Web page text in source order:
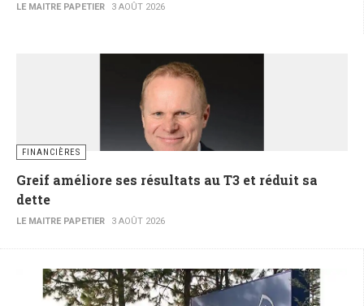
LE MAITRE PAPETIER 3 AOÛT 2026
FINANCIÈRES
Greif améliore ses résultats au T3 et réduit sa
dette
LE MAITRE PAPETIER 3 AOÛT 2026